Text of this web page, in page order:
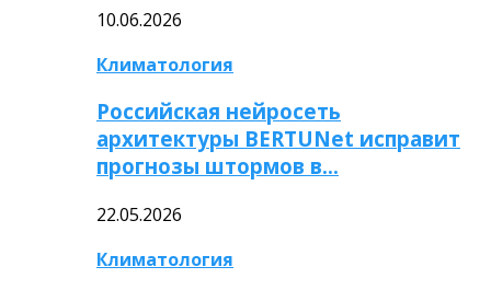
10.06.2026
Климатология
Российская нейросеть
архитектуры BERTUNet исправит
прогнозы штормов в…
22.05.2026
Климатология